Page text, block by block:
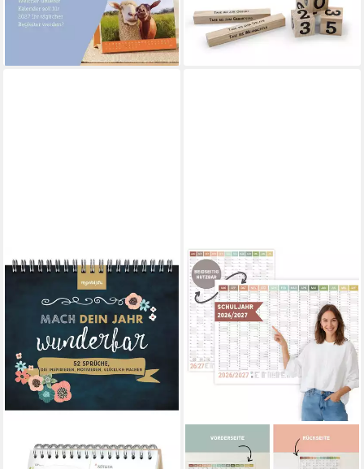
lieferbar - in 3-4 Werktagen bei dir
mit 8 Sprüchen
12,95 €
lieferbar - in 3-4 Werktagen bei dir